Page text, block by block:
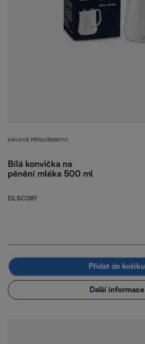
KÁVOVÉ PŘÍSLUŠENSTVÍ
Bílá konvička na
pěnění mléka 500 ml
DLSC081
Přidat do košíku
Další informace